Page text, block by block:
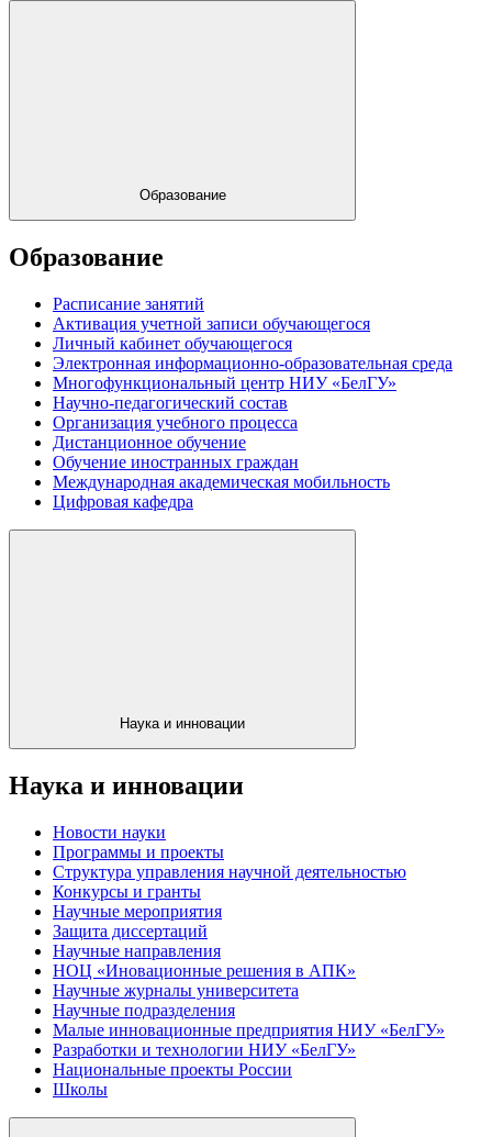
Образование
Образование
Расписание занятий
Активация учетной записи обучающегося
Личный кабинет обучающегося
Электронная информационно-образовательная среда
Многофункциональный центр НИУ «БелГУ»
Научно-педагогический состав
Организация учебного процесса
Дистанционное обучение
Обучение иностранных граждан
Международная академическая мобильность
Цифровая кафедра
Наука и инновации
Наука и инновации
Новости науки
Программы и проекты
Структура управления научной деятельностью
Конкурсы и гранты
Научные мероприятия
Защита диссертаций
Научные направления
НОЦ «Иновационные решения в АПК»
Научные журналы университета
Научные подразделения
Малые инновационные предприятия НИУ «БелГУ»
Разработки и технологии НИУ «БелГУ»
Национальные проекты России
Школы